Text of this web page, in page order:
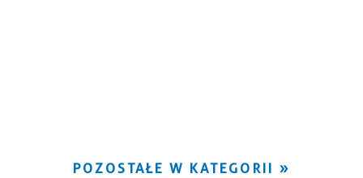
POZOSTAŁE W KATEGORII